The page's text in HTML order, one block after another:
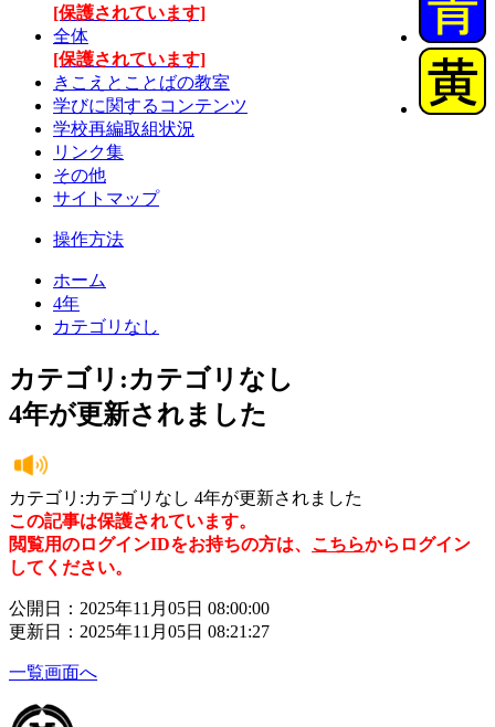
[保護されています]
全体
[保護されています]
きこえとことばの教室
学びに関するコンテンツ
学校再編取組状況
リンク集
その他
サイトマップ
操作方法
ホーム
4年
カテゴリなし
カテゴリ:カテゴリなし
4年が更新されました
カテゴリ:カテゴリなし 4年が更新されました
この記事は保護されています。
閲覧用のログインIDをお持ちの方は、 こちらからログイン
してください。
公開日：2025年11月05日 08:00:00
更新日：2025年11月05日 08:21:27
一覧画面へ